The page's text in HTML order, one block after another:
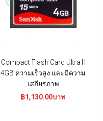
Compact Flash Card Ultra II
4GB ความเร็วสูง และมีความ
เสถียรภาพ
฿1,130.00บาท